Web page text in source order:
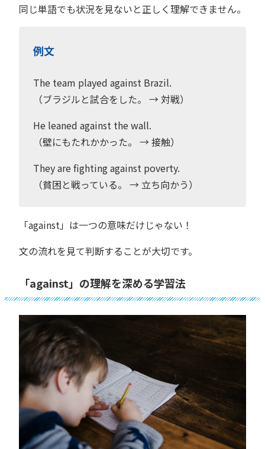
同じ単語でも状況を見ないと正しく理解できません。
例文
The team played against Brazil.
（ブラジルと試合をした。 → 対戦）
He leaned against the wall.
（壁にもたれかかった。 → 接触）
They are fighting against poverty.
（貧困と戦っている。 → 立ち向かう）
「against」は一つの意味だけじゃない！
文の流れを見て判断することが大切です。
「against」の理解を深める学習法